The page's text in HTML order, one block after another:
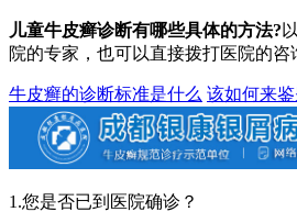
儿童牛皮癣诊断有哪些具体的方法?
院的专家，也可以直接拨打医院的咨
牛皮癣的诊断标准是什么 该如何来
1.您是否已到医院确诊？